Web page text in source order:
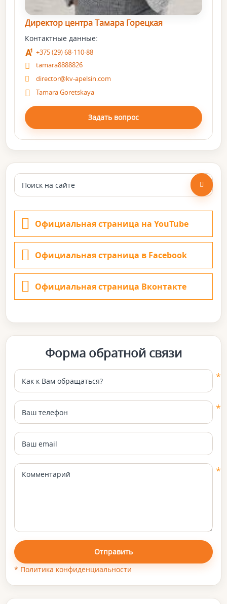
Директор центра Тамара Горецкая
Контактные данные:
+375 (29) 68-110-88
tamara8888826
director@kv-apelsin.com
Tamara Goretskaya
Задать вопрос
Официальная страница на YouTube
Официальная страница в Facebook
Официальная страница Вконтакте
Форма обратной связи
Отправить
* Политика конфиденциальности